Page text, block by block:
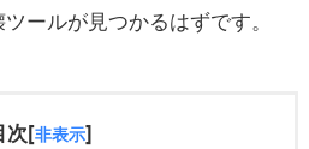
ールが見つかるはずです。
次[非表示]